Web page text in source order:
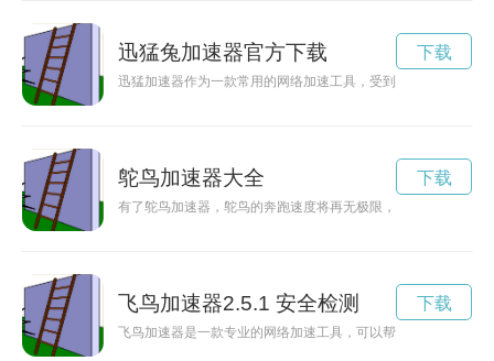
迅猛兔加速器官方下载
迅猛加速器作为一款常用的网络加速工具，受到广泛关注。很
下载
鸵鸟加速器大全
有了鸵鸟加速器，鸵鸟的奔跑速度将再无极限，引领鸵鸟新时
下载
飞鸟加速器2.5.1 安全检测
飞鸟加速器是一款专业的网络加速工具，可以帮助用户提升网
下载